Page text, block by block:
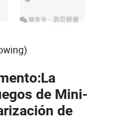
de Mini-
de